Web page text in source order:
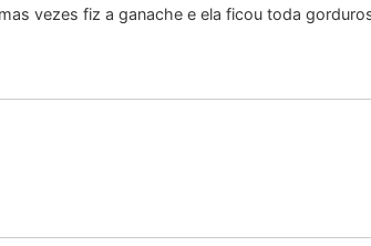
vezes fiz a ganache e ela ficou toda